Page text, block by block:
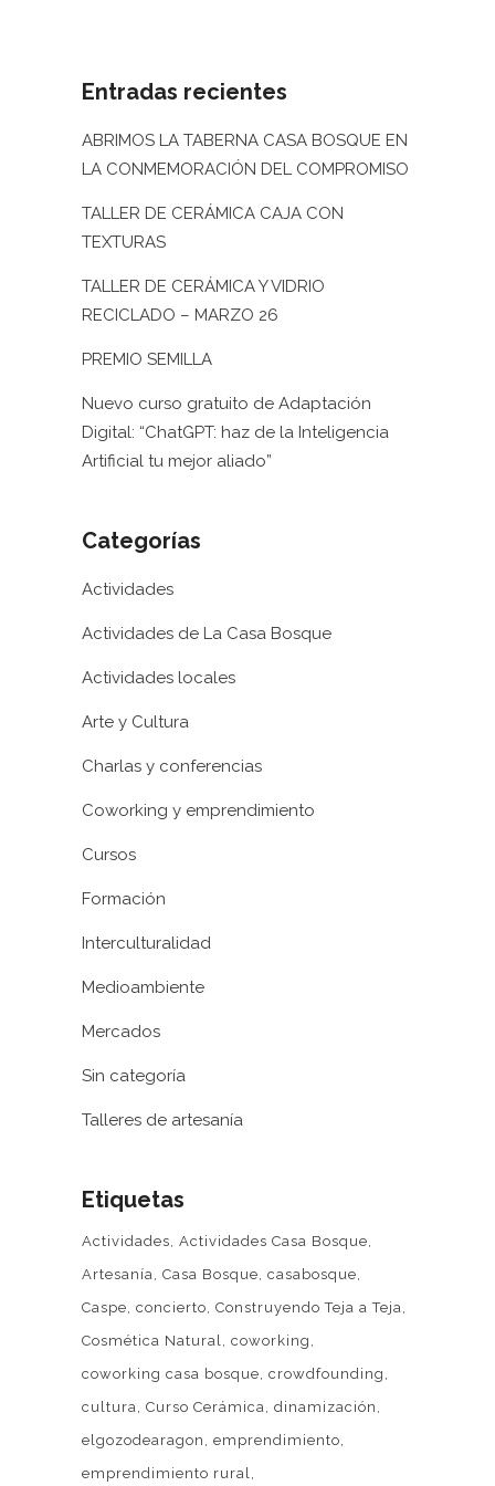
Entradas recientes
ABRIMOS LA TABERNA CASA BOSQUE EN
LA CONMEMORACIÓN DEL COMPROMISO
TALLER DE CERÁMICA CAJA CON
TEXTURAS
TALLER DE CERÁMICA Y VIDRIO
RECICLADO – MARZO 26
PREMIO SEMILLA
Nuevo curso gratuito de Adaptación
Digital: “ChatGPT: haz de la Inteligencia
Artificial tu mejor aliado”
Categorías
Actividades
Actividades de La Casa Bosque
Actividades locales
Arte y Cultura
Charlas y conferencias
Coworking y emprendimiento
Cursos
Formación
Interculturalidad
Medioambiente
Mercados
Sin categoría
Talleres de artesanía
Etiquetas
Actividades Actividades Casa Bosque
Artesanía Casa Bosque casabosque
Caspe concierto Construyendo Teja a Teja
Cosmética Natural coworking
coworking casa bosque crowdfounding
cultura Curso Cerámica dinamización
elgozodearagon
emprendimiento
emprendimiento rural